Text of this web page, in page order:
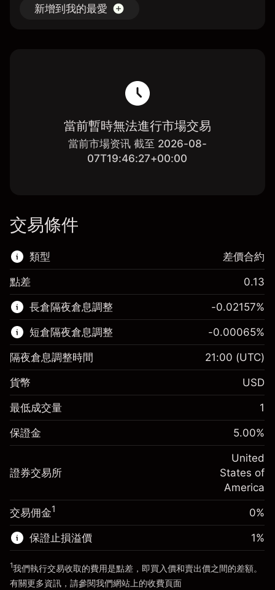
新增到我的最愛
當前暫時無法進行市場交易
當前市場资讯 截至 2026-08-
07T19:46:27+00:00
交易條件
類型
該金融市場可進行差價合約交易。
了解更多：
差價合約
差價合約
點差 0.13
長倉隔夜倉息調整
保證金。您的投資 $1,000.00
隔夜倉息
-0.021568
%
(-$4.31)
來自杠杆的資金 - 美元（大約值）
$19,000.00
前往平台
-0.02157%
短倉隔夜倉息調整
保證金。您的投資 $1,000.00
隔夜倉息
-0.000654
%
(-$0.13)
$20,000.00
來自杠杆的資金 - 美元（大約值）$19,000.00
前往平台
-0.00065%
隔夜倉息調整時間 21:00 (UTC)
貨幣 USD
最低成交量 1
保證金 5.00%
證券交易所
United
States of
America
交易佣金1 0%
保證止損溢價 1%
1我們執行交易收取的費用是點差，即買入價和賣出價之間的差額。
有關更多資訊，請參閱我們網站上的收費頁面